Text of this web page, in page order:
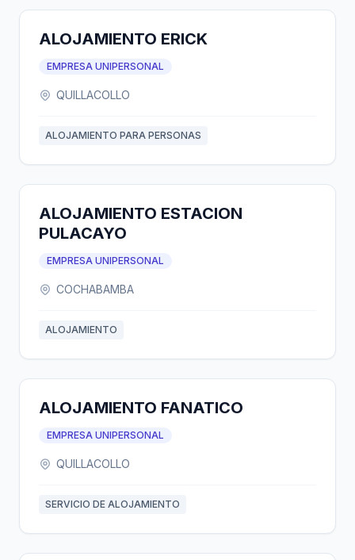
ALOJAMIENTO ERICK
EMPRESA UNIPERSONAL
QUILLACOLLO
ALOJAMIENTO PARA PERSONAS
ALOJAMIENTO ESTACION
PULACAYO
EMPRESA UNIPERSONAL
COCHABAMBA
ALOJAMIENTO
ALOJAMIENTO FANATICO
EMPRESA UNIPERSONAL
QUILLACOLLO
SERVICIO DE ALOJAMIENTO